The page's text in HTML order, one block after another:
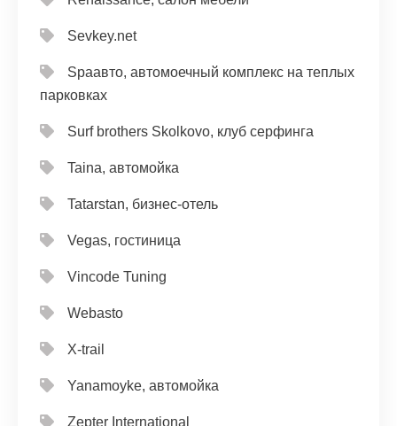
Sevkey.net
Spaавто, автомоечный комплекс на теплых
парковках
Surf brothers Skolkovo, клуб серфинга
Taina, автомойка
Tatarstan, бизнес-отель
Vegas, гостиница
Vincode Tuning
Webasto
X-trail
Yanamoyke, автомойка
Zepter International